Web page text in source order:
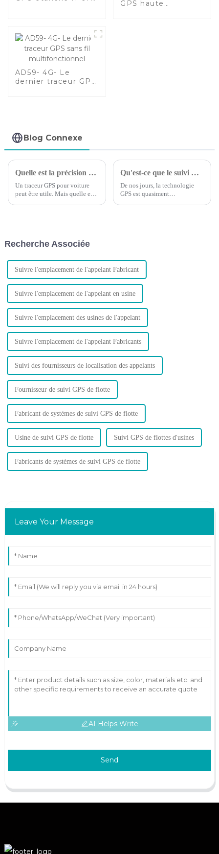
GPS haute
AD59- 4G- Le
dernier traceur GPS
Blog Connexe
Quelle est la précision des dispositifs de suivi GPS pour voitures ?
Un traceur GPS pour voiture
peut être utile. Mais quelle est
Qu'est-ce que le suivi GPS : ce que vous devez savoir
De nos jours, la technologie
GPS est quasiment
Recherche Associée
Suivre l'emplacement de l'appelant Fabricant
Suivre l'emplacement de l'appelant en usine
Suivre l'emplacement des usines de l'appelant
Suivre l'emplacement de l'appelant Fabricants
Suivi des fournisseurs de localisation des appelants
Fournisseur de suivi GPS de flotte
Fabricant de systèmes de suivi GPS de flotte
Usine de suivi GPS de flotte Suivi GPS de flottes d'usines
Fabricants de systèmes de suivi GPS de flotte
Leave Your Message
AI Helps Write
Send